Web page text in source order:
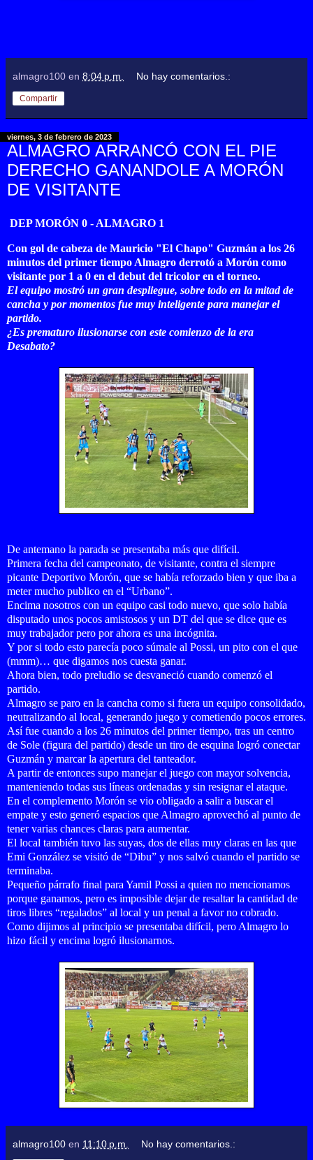
almagro100 en 8:04 p.m. No hay comentarios.:
Compartir
viernes, 3 de febrero de 2023
ALMAGRO ARRANCÓ CON EL PIE
DERECHO GANANDOLE A MORÓN
DE VISITANTE
DEP MORÓN 0 - ALMAGRO 1
Con gol de cabeza de Mauricio "El Chapo" Guzmán a los 26
minutos del primer tiempo Almagro derrotó a Morón como
visitante por 1 a 0 en el debut del tricolor en el torneo.
El equipo mostró un gran despliegue, sobre todo en la mitad de
cancha y por momentos fue muy inteligente para manejar el
partido.
¿Es prematuro ilusionarse con este comienzo de la era
Desabato?
De antemano la parada se presentaba más que difícil.
Primera fecha del campeonato, de visitante, contra el siempre
picante Deportivo Morón, que se había reforzado bien y que iba a
meter mucho publico en el “Urbano”.
Encima nosotros con un equipo casi todo nuevo, que solo había
disputado unos pocos amistosos y un DT del que se dice que es
muy trabajador pero por ahora es una incógnita.
Y por si todo esto parecía poco súmale al Possi, un pito con el que
(mmm)… que digamos nos cuesta ganar.
Ahora bien, todo preludio se desvaneció cuando comenzó el
partido.
Almagro se paro en la cancha como si fuera un equipo consolidado,
neutralizando al local, generando juego y cometiendo pocos errores.
Así fue cuando a los 26 minutos del primer tiempo, tras un centro
de Sole (figura del partido) desde un tiro de esquina logró conectar
Guzmán y marcar la apertura del tanteador.
A partir de entonces supo manejar el juego con mayor solvencia,
manteniendo todas sus líneas ordenadas y sin resignar el ataque.
En el complemento Morón se vio obligado a salir a buscar el
empate y esto generó espacios que Almagro aprovechó al punto de
tener varias chances claras para aumentar.
El local también tuvo las suyas, dos de ellas muy claras en las que
Emi González se visitó de “Dibu” y nos salvó cuando el partido se
terminaba.
Pequeño párrafo final para Yamil Possi a quien no mencionamos
porque ganamos, pero es imposible dejar de resaltar la cantidad de
tiros libres “regalados” al local y un penal a favor no cobrado.
Como dijimos al principio se presentaba difícil, pero Almagro lo
hizo fácil y encima logró ilusionarnos.
almagro100 en 11:10 p.m. No hay comentarios.: